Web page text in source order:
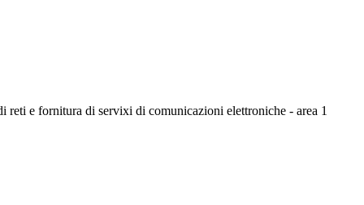
e fornitura di servixi di comunicazioni elettroniche - area 1